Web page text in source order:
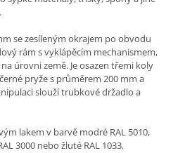
se zesíleným okrajem po obvodu
rám s vyklápěcím mechanismem,
úrovni země. Je osazen třemi koly
pryže s průměrem 200 mm a
slouží trubkové držadlo a
lakem v barvě modré RAL 5010,
3000 nebo žluté RAL 1033.